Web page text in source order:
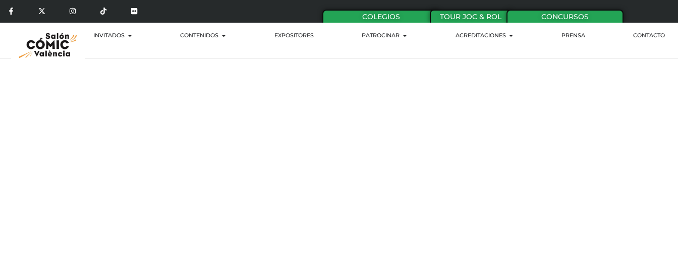
COLEGIOS TOUR JOC & ROL CONCURSOS
INVITADOS CONTENIDOS EXPOSITORES PATROCINAR ACREDITACIONES PRENSA CONTACTO